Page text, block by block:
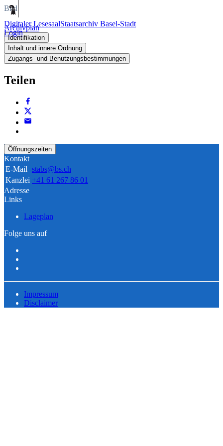
Digitaler LesesaalStaatsarchiv Basel-Stadt
Login
Bild
Archivplan
Identifikation
Inhalt und innere Ordnung
Zugangs- und Benutzungsbestimmungen
Teilen
Öffnungszeiten
Kontakt
E-Mail stabs@bs.ch
Kanzlei +41 61 267 86 01
Adresse
Links
Lageplan
Folge uns auf
Impressum
Disclaimer